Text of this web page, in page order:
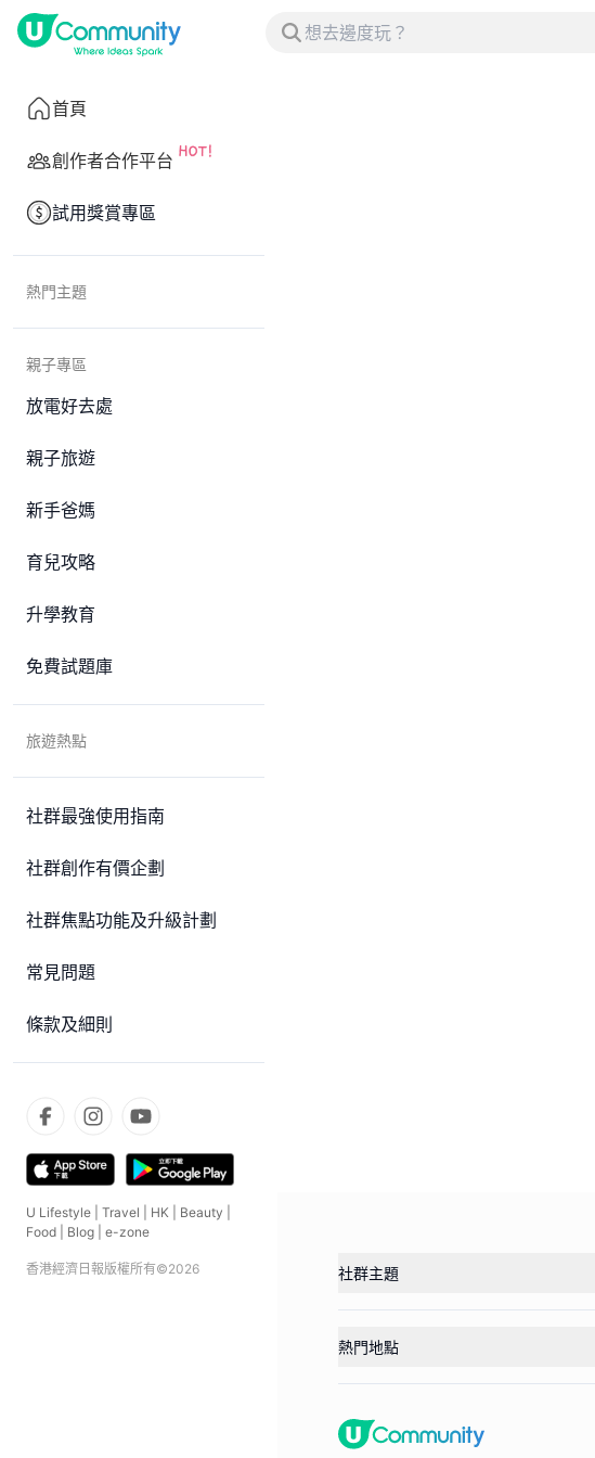
首頁
創作者合作平台
試用獎賞專區
熱門主題
親子專區
放電好去處
親子旅遊
新手爸媽
育兒攻略
升學教育
免費試題庫
旅遊熱點
社群最強使用指南
社群創作有價企劃
社群焦點功能及升級計劃
常見問題
條款及細則
U Lifestyle Travel HK Beauty
Food
Blog e-zone
香港經濟日報版權所有©2026 社群主題
熱門地點